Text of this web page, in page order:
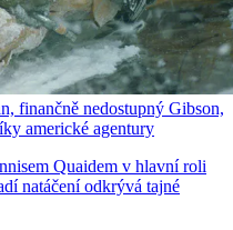
finančně nedostupný Gibson,
americké agentury
Quaidem v hlavní roli
natáčení odkrývá tajné